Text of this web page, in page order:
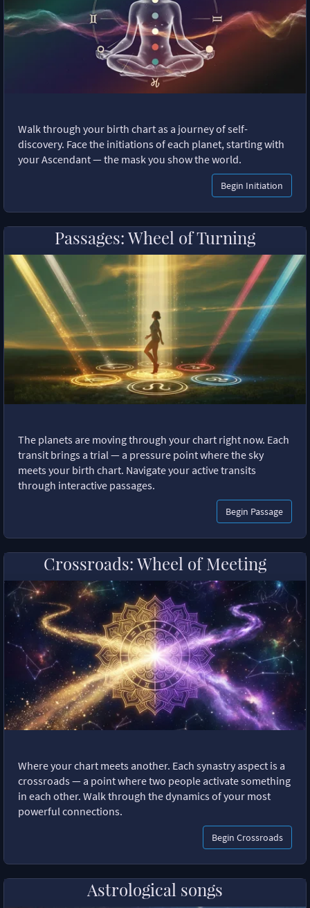
Walk through your birth chart as a journey of self-
discovery. Face the initiations of each planet, starting with
your Ascendant — the mask you show the world.
Begin Initiation
Passages: Wheel of Turning
The planets are moving through your chart right now. Each
transit brings a trial — a pressure point where the sky
meets your birth chart. Navigate your active transits
through interactive passages.
Begin Passage
Crossroads: Wheel of Meeting
Where your chart meets another. Each synastry aspect is a
crossroads — a point where two people activate something
in each other. Walk through the dynamics of your most
powerful connections.
Begin Crossroads
Astrological songs